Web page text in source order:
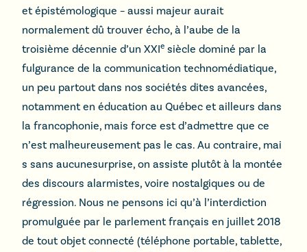
et épistémologique – aussi majeur aurait
normalement dû trouver écho, à l’aube de la
troisième décennie d’un XXIe siècle dominé par la
fulgurance de la communication technomédiatique,
un peu partout dans nos sociétés dites avancées,
notamment en éducation au Québec et ailleurs dans
la francophonie, mais force est d’admettre que ce
n’est malheureusement pas le cas. Au contraire, mai
s sans aucunesurprise, on assiste plutôt à la montée
des discours alarmistes, voire nostalgiques ou de
régression. Nous ne pensons ici qu’à l’interdiction
promulguée par le parlement français en juillet 2018
de tout objet connecté (téléphone portable, tablette,